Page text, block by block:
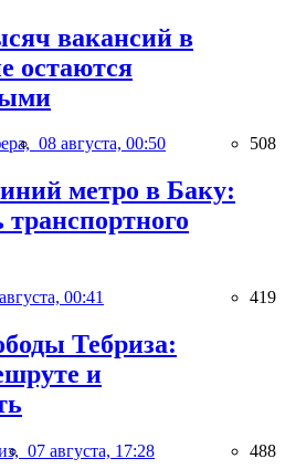
вакансий в
остаются
08 августа, 00:50 508
метро в Баку:
00:41 419
Тебриза:
и
07 августа, 17:28 488